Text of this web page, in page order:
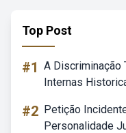
Top Post
#1 A Discriminação
Internas
#2 Petição
Personalidade